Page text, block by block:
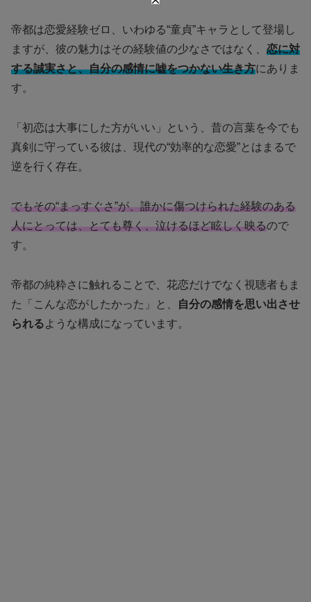
帝都は恋愛経験ゼロ、いわゆる“童貞”キャラとして登場し
ますが、彼の魅力はその経験値の少なさではなく、 恋に対
する誠実さと、自分の感情に嘘をつかない生き方にありま
す。
「初恋は大事にした方がいい」という、昔の言葉を今でも
真剣に守っている彼は、現代の“効率的な恋愛”とはまるで
逆を行く存在。
でもその“まっすぐさ”が、誰かに傷つけられた経験のある
人にとっては、とても尊く、泣けるほど眩しく映るので
す。
帝都の純粋さに触れることで、花恋だけでなく視聴者もま
た「こんな恋がしたかった」と、
自分の感情を思い出させ
られるような構成になっています。